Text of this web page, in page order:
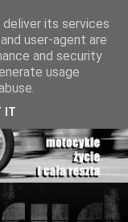
its services
user-agent are
and security
usage
IT